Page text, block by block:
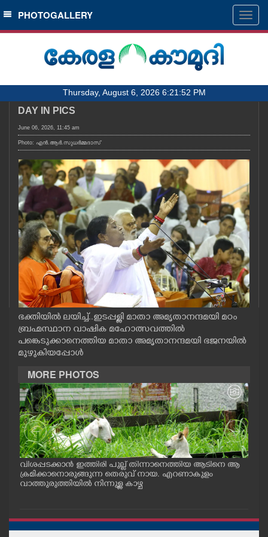
SECTIONS
HOME
NOTIFIED NEWS
KERALA
LOCAL
OBITUARY
NEWS 360
CASE DIARY
CINEMA
OPINION
PHOTOS
LIFESTYLE
SPIRITUAL
INFO+
ART
PHOTOGALLERY
Thursday, August 6, 2026 6:21:52 PM
DAY IN PICS
June 06, 2026, 11:45 am
Photo: എൻ.ആർ.സുധർമ്മദാസ്
ഭക്തിയിൽ ലയിച്ച്..ഇടപ്പള്ളി മാതാ അമൃതാനന്ദമയി മഠം
ബ്രഹ്മസ്ഥാന വാഷിക മഹോത്സവത്തിൽ
പങ്കെടുക്കാനെത്തിയ മാതാ അമൃതാനന്ദമയി ഭജനയിൽ
മുഴുകിയപ്പോൾ
MORE PHOTOS
വിശപ്പടക്കാൻ ഇത്തിരി പുല്ല് തിന്നാനെത്തിയ ആടിനെ ആ
ക്രമിക്കാനൊരുങ്ങുന്ന തെരുവ് നായ. എറണാകുളം
വാത്തുരുത്തിയിൽ നിന്നുള്ള കാഴ്ച